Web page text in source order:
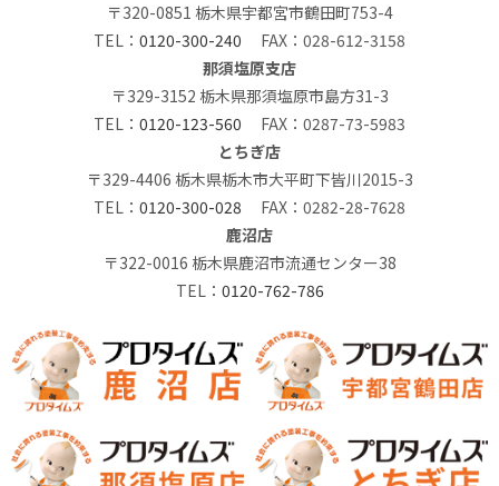
〒320-0851 栃木県宇都宮市鶴田町753-4
TEL： 0120-300-240 FAX：028-612-3158
那須塩原支店
〒329-3152 栃木県那須塩原市島方31-3
TEL： 0120-123-560 FAX：0287-73-5983
とちぎ店
〒329-4406 栃木県栃木市大平町下皆川2015-3
TEL： 0120-300-028 FAX：0282-28-7628
鹿沼店
〒322-0016 栃木県鹿沼市流通センター38
TEL： 0120-762-786